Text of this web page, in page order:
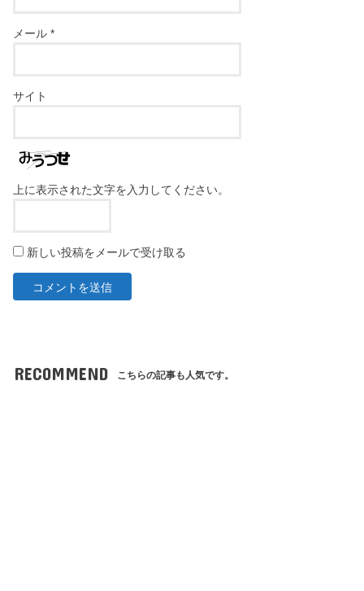
メール*
サイト
上に表示された文字を入力してください。
新しい投稿をメールで受け取る
RECOMMEND こちらの記事も人気です。